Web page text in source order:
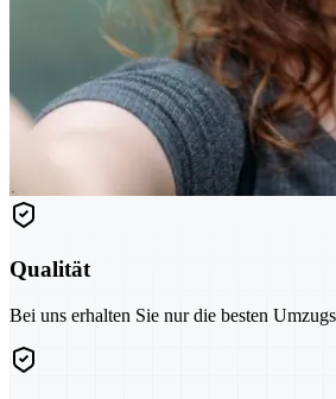
Qualität
Bei uns erhalten Sie nur die besten